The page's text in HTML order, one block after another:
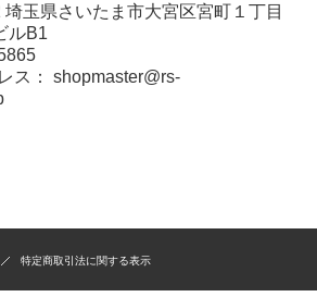
玉県さいたま市大宮区宮町１丁目
ルB1
ス： shopmaster@rs-
特定商取引法に関する表示